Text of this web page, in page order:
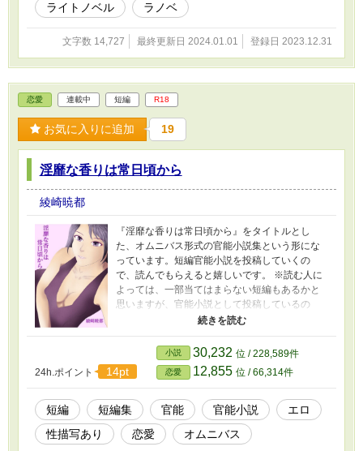
ライトノベル
ラノベ
文字数 14,727 最終更新日 2024.01.01 登録日 2023.12.31
恋愛 連載中 短編 R18
お気に入りに追加 19
淫靡な香りは常日頃から
綾崎暁都
『淫靡な香りは常日頃から』をタイトルとし
た、オムニバス形式の官能小説集という形にな
っています。短編官能小説を投稿していくの
で、読んでもらえると嬉しいです。 ※読む人に
よっては、一部当てはまらない短編もあるかと
思いますが、官能小説として投稿しているの
で、恋愛ジャンルに設定しています。 Instagram
イムラプス動画を投稿しているので、良かった
らそちらも見てもらえると嬉しいです。よろし
くお願いします！
https://www.instagram.com/akito_ayasaki/
24h.ポイント 14pt
小説 30,232 位 / 228,589件
恋愛 12,855 位 / 66,314件
短編 短編集 官能 官能小説
エロ
性描写あり
恋愛 オムニバス